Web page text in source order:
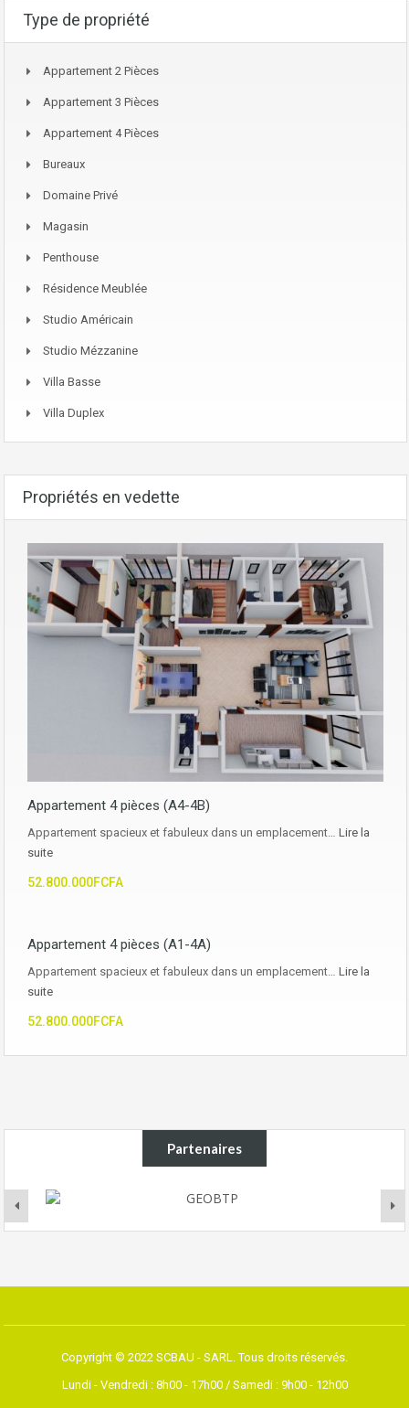
Type de propriété
Appartement 2 Pièces
Appartement 3 Pièces
Appartement 4 Pièces
Bureaux
Domaine Privé
Magasin
Penthouse
Résidence Meublée
Studio Américain
Studio Mézzanine
Villa Basse
Villa Duplex
Propriétés en vedette
Appartement 4 pièces (A4-4B)
Appartement spacieux et fabuleux dans un emplacement… Lire la
suite
52.800.000FCFA
Appartement 4 pièces (A1-4A)
Appartement spacieux et fabuleux dans un emplacement… Lire la
suite
52.800.000FCFA
Partenaires
Copyright © 2022 SCBAU - SARL. Tous droits réservés.
Lundi - Vendredi : 8h00 - 17h00 / Samedi : 9h00 - 12h00